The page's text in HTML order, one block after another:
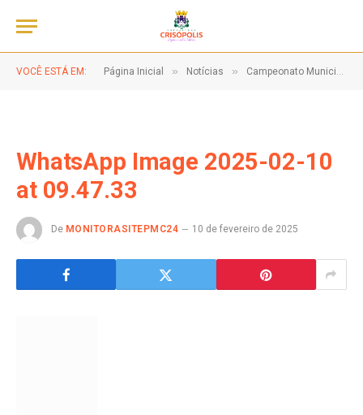
VOCÊ ESTÁ EM: Página Inicial » Notícias » Campeonato Municipal 2025 começa com muita emoção e grandes jogos
WhatsApp Image 2025-02-10
at 09.47.33
De MONITORASITEPMC24 10 de fevereiro de 2025